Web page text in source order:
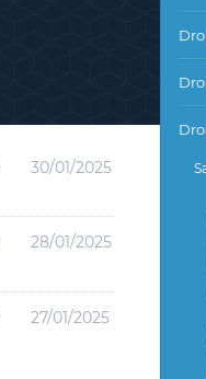
30/01/2025
28/01/2025
27/01/2025